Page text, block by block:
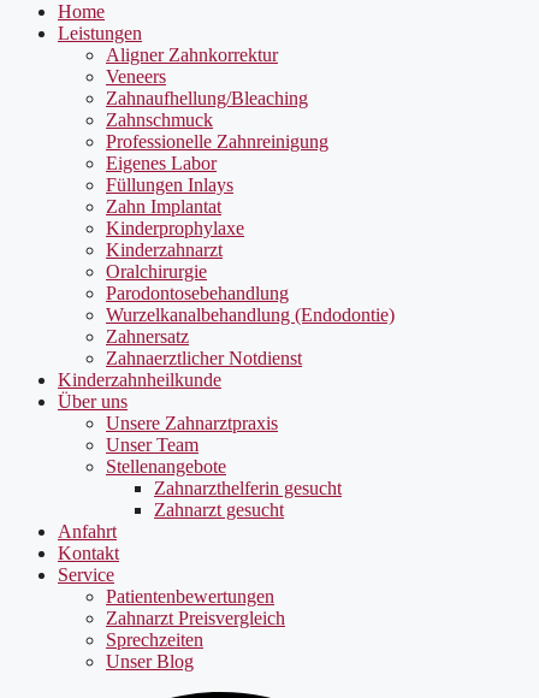
Home
Leistungen
Aligner Zahnkorrektur
Veneers
Zahnaufhellung/Bleaching
Zahnschmuck
Professionelle Zahnreinigung
Eigenes Labor
Füllungen Inlays
Zahn Implantat
Kinderprophylaxe
Kinderzahnarzt
Oralchirurgie
Parodontosebehandlung
Wurzelkanalbehandlung (Endodontie)
Zahnersatz
Zahnaerztlicher Notdienst
Kinderzahnheilkunde
Über uns
Unsere Zahnarztpraxis
Unser Team
Stellenangebote
Zahnarzthelferin gesucht
Zahnarzt gesucht
Anfahrt
Kontakt
Service
Patientenbewertungen
Zahnarzt Preisvergleich
Sprechzeiten
Unser Blog